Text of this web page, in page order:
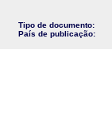
Tipo de documento:
País de publicação: